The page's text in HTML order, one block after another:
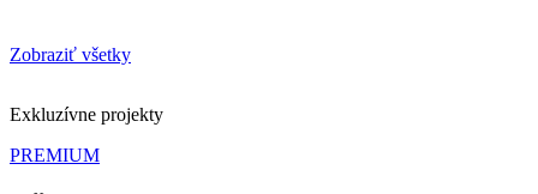
Zobraziť všetky
Exkluzívne projekty
PREMIUM